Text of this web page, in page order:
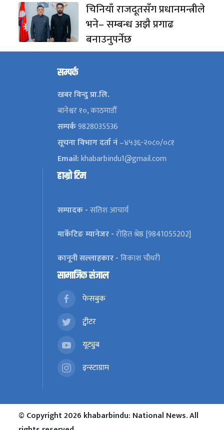
चिनियाँ राजदूतसँग प्रधानमन्त्रीले
भने– सम्बन्ध अझै प्रगाढ
बनाउनुपर्नेछ
सम्पर्क
खबर विन्दु प्रा.लि.
बानेश्वर १०, काठमाडौँ
सम्पर्क9828035536
सूचना विभाग दर्ता नं–४५३६-२०८०/०८१
Email:khabarbindu1@gmail.com
हाम्रो टिम
सम्पादक -सतिश आचार्य
मार्केटिङ म्यानेजर -रोहित श्रेष्ठ [9841055202]
कानूनी सल्लाहकार -विकाश चौधरी
सामाजिक संजाल
फेसबुक
ट्वीटर
यूट्युब
इन्स्टाग्राम
© Copyright 2026 khabarbindu: National News. All